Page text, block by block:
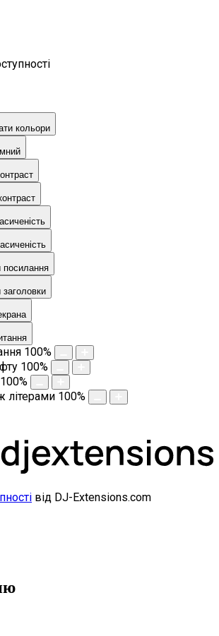
кольори
посилання
заголовки
100%
100%
100%
літерами 100%
від DJ-Extensions.com